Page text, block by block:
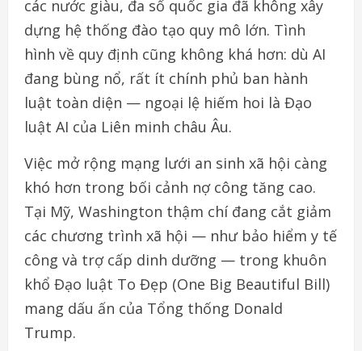
các nước giàu, đa số quốc gia đã không xây
dựng hệ thống đào tạo quy mô lớn. Tình
hình về quy định cũng không khá hơn: dù AI
đang bùng nổ, rất ít chính phủ ban hành
luật toàn diện — ngoại lệ hiếm hoi là Đạo
luật AI của Liên minh châu Âu.
Việc mở rộng mạng lưới an sinh xã hội càng
khó hơn trong bối cảnh nợ công tăng cao.
Tại Mỹ, Washington thậm chí đang cắt giảm
các chương trình xã hội — như bảo hiểm y tế
công và trợ cấp dinh dưỡng — trong khuôn
khổ Đạo luật To Đẹp (One Big Beautiful Bill)
mang dấu ấn của Tổng thống Donald
Trump.